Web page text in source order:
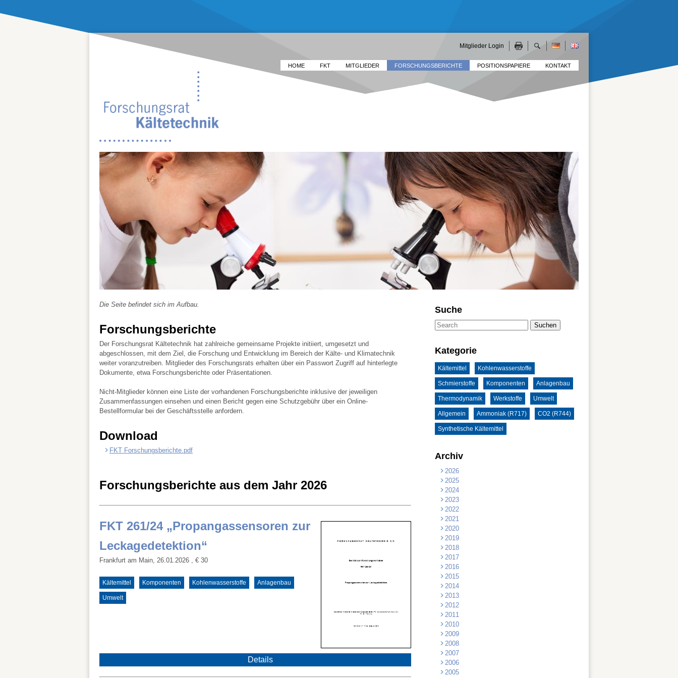
Mitglieder Login
HOME FKT MITGLIEDER FORSCHUNGSBERICHTE POSITIONSPAPIERE KONTAKT
Die Seite befindet sich im Aufbau.
Forschungsberichte
Der Forschungsrat Kältetechnik hat zahlreiche gemeinsame Projekte initiiert, umgesetzt und
abgeschlossen, mit dem Ziel, die Forschung und Entwicklung im Bereich der Kälte- und Klimatechnik
weiter voranzutreiben. Mitglieder des Forschungsrats erhalten über ein Passwort Zugriff auf hinterlegte
Dokumente, etwa Forschungsberichte oder Präsentationen.
Nicht-Mitglieder können eine Liste der vorhandenen Forschungsberichte inklusive der jeweiligen
Zusammenfassungen einsehen und einen Bericht gegen eine Schutzgebühr über ein Online-
Bestellformular bei der Geschäftsstelle anfordern.
Download
FKT Forschungsberichte.pdf
Forschungsberichte aus dem Jahr 2026
FKT 261/24 „Propangassensoren zur
Leckagedetektion“
Frankfurt am Main, 26.01.2026 , € 30
Kältemittel Komponenten Kohlenwasserstoffe Anlagenbau
Umwelt
Details
Suche
Suchen
Kategorie
Kältemittel Kohlenwasserstoffe
Schmierstoffe Komponenten Anlagenbau
Thermodynamik Werkstoffe Umwelt
Allgemein Ammoniak (R717) CO2 (R744)
Synthetische Kältemittel
Archiv
2026
2025
2024
2023
2022
2021
2020
2019
2018
2017
2016
2015
2014
2013
2012
2011
2010
2009
2008
2007
2006
2005